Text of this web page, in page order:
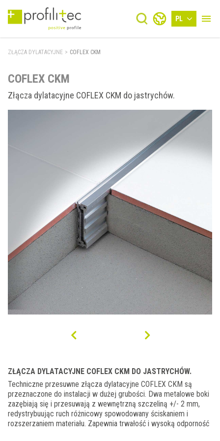
PL
ZŁĄCZA DYLATACYJNE > COFLEX CKM
COFLEX CKM
Złącza dylatacyjne COFLEX CKM do jastrychów.
ZŁĄCZA DYLATACYJNE COFLEX CKM DO JASTRYCHÓW.
Techniczne przesuwne złącza dylatacyjne COFLEX CKM są
przeznaczone do instalacji w dużej grubości. Dwa metalowe boki
zazębiają się i przesuwają z wewnętrzną szczeliną +/- 2 mm,
redystrybuując ruch różnicowy spowodowany ściskaniem i
rozszerzaniem materiału. Zapewnia trwałość i wysoką odporność